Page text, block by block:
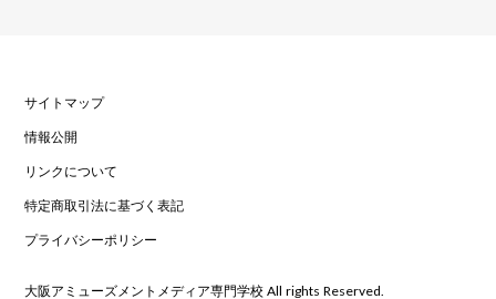
サイトマップ
情報公開
リンクについて
特定商取引法に基づく表記
プライバシーポリシー
大阪アミューズメントメディア専門学校 All rights Reserved.